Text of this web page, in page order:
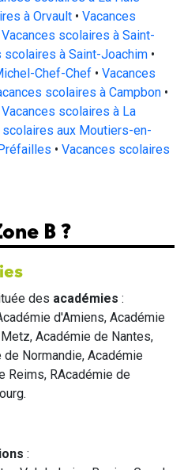
à Orvault • Vacances
Vacances scolaires à Saint-
scolaires à Saint-Joachim •
Chef-Chef • Vacances
scolaires à Campbon •
Vacances scolaires à La
scolaires aux Moutiers-en-
• Vacances scolaires
B ?
des académies :
d'Amiens, Académie
Académie de Nantes,
Normandie, Académie
Reims, RAcadémie de
: